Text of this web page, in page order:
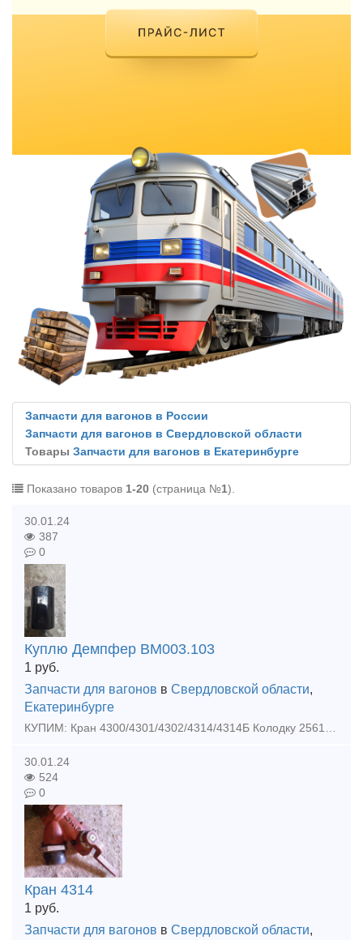
Запчасти для вагонов в России
Запчасти для вагонов в Свердловской области
Товары Запчасти для вагонов в Екатеринбурге
Показано товаров 1-20 (страница №1).
30.01.24
387
0
Куплю Демпфер ВМ003.103
1 руб.
Запчасти для вагонов в Свердловской области,
Екатеринбурге
КУПИМ: Кран 4300/4301/4302/4314/4314Б Колодку 25610-Н Трубку Р17Б Вставка адаптера Накладка износостойкая Планка 6мм/10мм Планка контактная Ниппель Штуцер РИТМ ЭМПи-1
30.01.24
524
0
Кран 4314
1 руб.
Запчасти для вагонов в Свердловской области,